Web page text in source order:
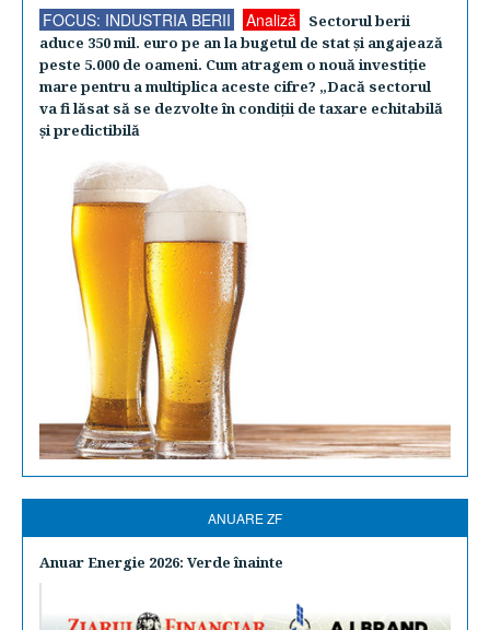
FOCUS: INDUSTRIA BERII Analiză
Sectorul berii
aduce 350 mil. euro pe an la bugetul de stat şi angajează
peste 5.000 de oameni. Cum atragem o nouă investiţie
mare pentru a multiplica aceste cifre? „Dacă sectorul
va fi lăsat să se dezvolte în condiţii de taxare echitabilă
şi predictibilă
ANUARE ZF
Anuar Energie 2026: Verde înainte